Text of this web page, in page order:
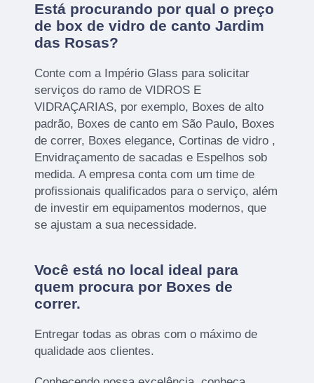
Está procurando por qual o preço
de box de vidro de canto Jardim
das Rosas?
Conte com a Império Glass para solicitar
serviços do ramo de VIDROS E
VIDRAÇARIAS, por exemplo, Boxes de alto
padrão, Boxes de canto em São Paulo, Boxes
de correr, Boxes elegance, Cortinas de vidro ,
Envidraçamento de sacadas e Espelhos sob
medida. A empresa conta com um time de
profissionais qualificados para o serviço, além
de investir em equipamentos modernos, que
se ajustam a sua necessidade.
Você está no local ideal para
quem procura por Boxes de
correr.
Entregar todas as obras com o máximo de
qualidade aos clientes.